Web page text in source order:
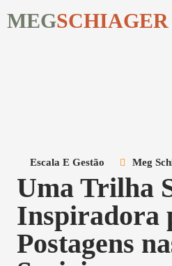
MEGSCHIAGER
Escala E Gestão Meg
Uma Trilha
Inspiradora
Postagens